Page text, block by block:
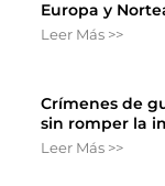
Europa y
Leer Más >>
Crímenes de
sin romper la
Leer Más >>